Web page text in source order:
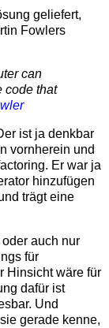
geliefert,
Fowlers
can
code that
ist ja denkbar
vornherein und
Er war ja
hinzufügen
trägt eine
auch nur
für
Hinsicht wäre für
dafür ist
Und
gerade kenne,